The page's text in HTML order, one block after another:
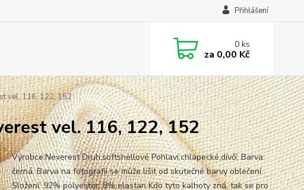
Přihlášení
0ks
za 0,00 Kč
vel. 116, 122, 152
vel. 116, 122, 152
Výrobce:Neverest Druh:softshellové Pohlaví:chlapecké,dívčí. Barva:
černá. Barva na fotografii se může lišit od skutečné barvy oblečení.
Složení: 92% polyester, 8% elastan Kdo tyto kalhoty zná, tak se pro